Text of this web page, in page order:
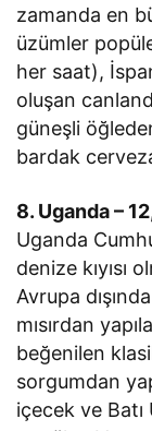
zamanda en
üzümler
her saat),
oluşan
güneşli
bardak
8. Uganda –
Uganda
denize kıyısı
Avrupa
mısırdan
beğenilen
sorgumdan
içecek ve Batı